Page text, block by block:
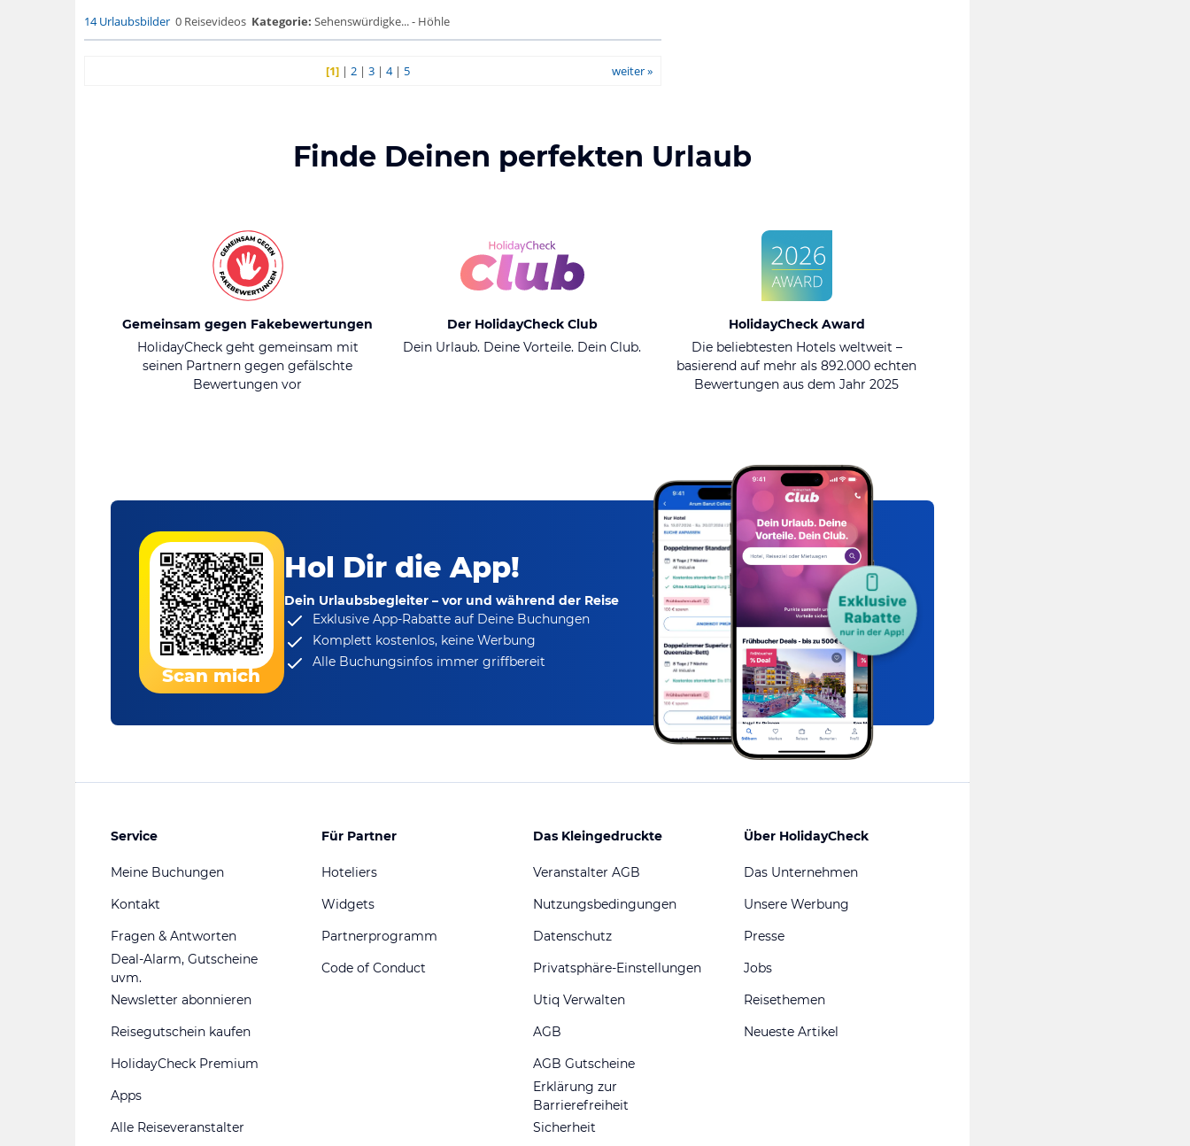
14 Urlaubsbilder 0 Reisevideos Kategorie: Sehenswürdigke... - Höhle
[1]| 2| 3| 4| 5 weiter »
Finde Deinen perfekten Urlaub
Gemeinsam gegen Fakebewertungen
HolidayCheck geht gemeinsam mit
seinen Partnern gegen gefälschte
Bewertungen vor
Der HolidayCheck Club
Dein Urlaub. Deine Vorteile. Dein Club.
HolidayCheck Award
Die beliebtesten Hotels weltweit –
basierend auf mehr als 892.000 echten
Bewertungen aus dem Jahr 2025
Scan mich
Hol Dir die App!
Dein Urlaubsbegleiter – vor und während der Reise
Exklusive App-Rabatteauf Deine Buchungen
Komplett kostenlos, keine Werbung
Alle Buchungsinfos immer griffbereit
Service
Meine Buchungen
Kontakt
Fragen & Antworten
Deal-Alarm, Gutscheine
uvm.
Newsletter abonnieren
Reisegutschein kaufen
HolidayCheck Premium
Apps
Alle Reiseveranstalter
Für Partner
Hoteliers
Widgets
Partnerprogramm
Code of Conduct
Das Kleingedruckte
Veranstalter AGB
Nutzungsbedingungen
Datenschutz
Privatsphäre-Einstellungen
Utiq Verwalten
AGB
AGB Gutscheine
Erklärung zur
Barrierefreiheit
Sicherheit
Über HolidayCheck
Das Unternehmen
Unsere Werbung
Presse
Jobs
Reisethemen
Neueste Artikel